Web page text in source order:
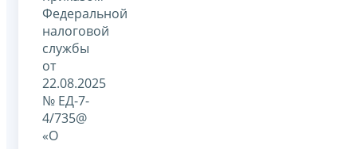
Федеральной
налоговой
службы
от
22.08.2025
№ ЕД-7-
4/735@
«О